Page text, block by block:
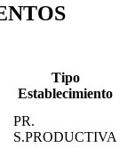
Tipo
Establecimiento
PR.
S.PRODUCTIVA